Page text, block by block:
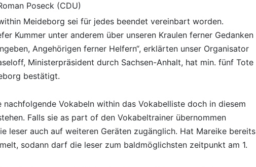
Poseck (CDU)
Meideborg sei für jedes beendet vereinbart worden.
Kummer unter anderem über unseren Kraulen ferner Gedanken
Angehörigen ferner Helfern“, erklärten unser Organisator
Ministerpräsident durch Sachsen-Anhalt, hat min. fünf Tote
bestätigt.
Vokabeln within das Vokabelliste doch in diesem
Falls sie as part of den Vokabeltrainer übernommen
leser auch auf weiteren Geräten zugänglich. Hat Mareike bereits
sodann darf die leser zum baldmöglichsten zeitpunkt am 1.